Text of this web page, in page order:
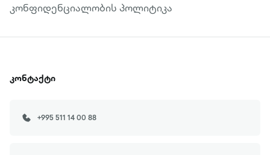
კონფიდენციალობის პოლიტიკა
კონტაქტი
+995 511 14 00 88